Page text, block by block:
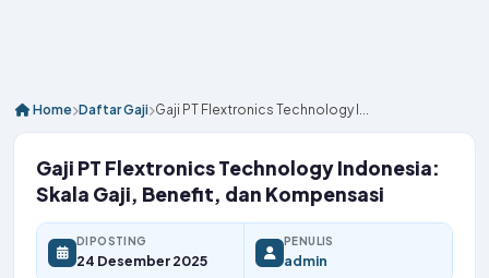
Home Daftar Gaji Gaji PT Flextronics Technology I...
Gaji PT Flextronics Technology Indonesia:
Skala Gaji, Benefit, dan Kompensasi
DIPOSTING
24 Desember 2025
PENULIS
admin